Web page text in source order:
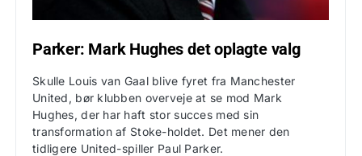
Parker: Mark Hughes det oplagte valg
Skulle Louis van Gaal blive fyret fra Manchester
United, bør klubben overveje at se mod Mark
Hughes, der har haft stor succes med sin
transformation af Stoke-holdet. Det mener den
tidligere United-spiller Paul Parker.